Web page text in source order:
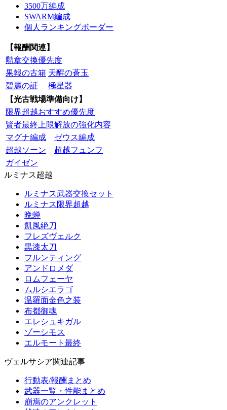
3500万編成
SWARM編成
個人ランキングボーダー
【報酬関連】
勲章交換優先度
果報の古箱 天醒の蒼玉
碧麗の証
極星器
【光古戦場準備向け】
限界超越おすすめ優先度
賢者最終上限解放の強化内容
マグナ編成
ゼウス編成
超越ソーン
超越フュンフ
ガイゼン
ルミナス超越
ルミナス武器交換セット
ルミナス限界超越
晩蝉
凱風絶刀
フレズヴェルク
黒漆太刀
フルンティング
アンドロメダ
ロムフェーヤ
ムルシエラゴ
温羅面金色之装
布都御魂
エレシュキガル
ゾーシモス
エルモート最終
ヴェルサシア関連記事
行動表/報酬まとめ
武器一覧・性能まとめ
崩焉のアンクレット